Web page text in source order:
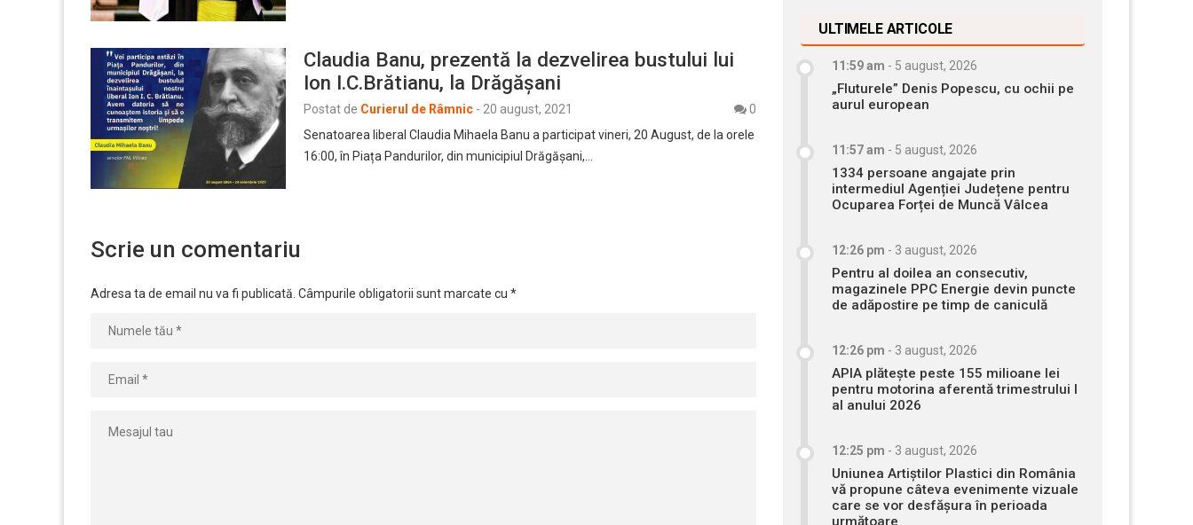
Claudia Banu, prezentă la dezvelirea bustului lui
Ion I.C.Brătianu, la Drăgășani
Postat de Curierul de Râmnic - 20 august, 2021
0
Senatoarea liberal Claudia Mihaela Banu a participat vineri, 20 August, de la orele
16:00, în Piața Pandurilor, din municipiul Drăgășani,…
Scrie un comentariu
Adresa ta de email nu va fi publicată. Câmpurile obligatorii sunt marcate cu *
ULTIMELE ARTICOLE
11:59 am - 5 august, 2026
„Fluturele” Denis Popescu, cu ochii pe
aurul european
11:57 am - 5 august, 2026
1334 persoane angajate prin
intermediul Agenției Județene pentru
Ocuparea Forței de Muncă Vâlcea
12:26 pm - 3 august, 2026
Pentru al doilea an consecutiv,
magazinele PPC Energie devin puncte
de adăpostire pe timp de caniculă
12:26 pm - 3 august, 2026
APIA plătește peste 155 milioane lei
pentru motorina aferentă trimestrului I
al anului 2026
12:25 pm - 3 august, 2026
Uniunea Artiștilor Plastici din România
vă propune câteva evenimente vizuale
care se vor desfășura în perioada
următoare